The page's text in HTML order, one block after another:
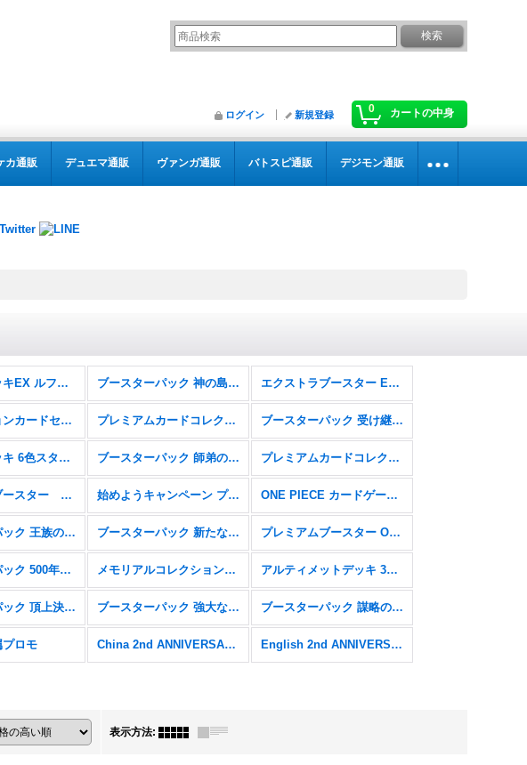
0 カートの中身
ログイン 新規登録
カ通販 デュエマ通販 ヴァンガ通販 バトスピ通販 デジモン通販
スタートデッキEX ルフィ&エース【ST-30】 ブースターパック 神の島の冒険【OP-15】 エクストラブースター EGGHEAD CRISIS【EB-04】
プロモーションカードセット2025【P】 プレミアムカードコレクション - ベストセレクションvol.5 -【P】 ブースターパック 受け継がれる意志【OP-13】
スタートデッキ 6色スタートデッキ(2025)【ST-23〜28】 ブースターパック 師弟の絆【OP-12】 プレミアムカードコレクション - ベストセレクションvol.4 -【P】
エクストラブースター Anime 25th collection【EB-02】 始めようキャンペーン プロモーションパック【P】 ONE PIECE カードゲーム 2nd ANNIVERSARY SET【P】
ブースターパック 王族の血統【OP-10】 ブースターパック 新たなる皇帝【OP-09】 プレミアムブースター ONE PIECE CARD THE BEST【PRB-01】
ブースターパック 500年後の未来【OP-07】 メモリアルコレクション【EB-01】 アルティメットデッキ 3兄弟の絆【ST13】
ブースターパック 頂上決戦【OP-02】 ブースターパック 強大な敵【OP-03】 ブースターパック 謀略の王国【OP-04】
プロモ China 2nd ANNIVERSARY SET English 2nd ANNIVERSARY SET
表示方法: